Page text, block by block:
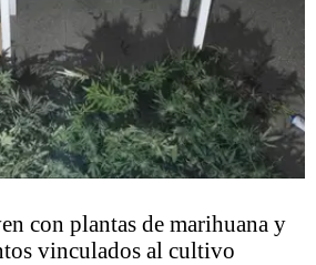
con plantas de marihuana y
vinculados al cultivo